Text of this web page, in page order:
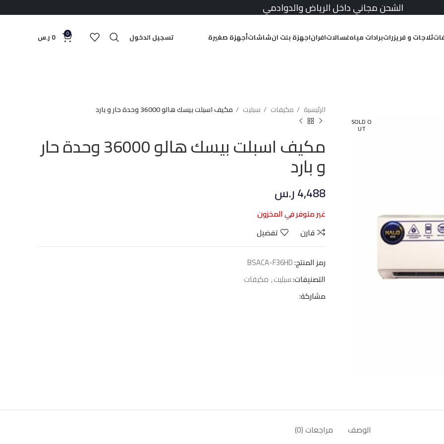
الشحن مجاني داخل الرياض والدوادمي
ثلاجات و فريزراتبرادات مياهغسالاتافراناجهزة بلت انشاشاتأجهزة صغيرة تسجيل الدخول 0
0 ر.س
SOLD O
UT
الرئيسية مكيفات سبليت مكيف اسبلت بيسك هالو 36000 وحدة حار و بارد
مكيف اسبلت بيسك هالو 36000 وحدة حار
و بارد
4,488ر.س
غير متوفر في المخزون
قارن
تفضيل
رمز المنتج:BSACA-F36HD
التصنيفات:سبليت, مكيفات
مشاركة:
الوصف مراجعات (0)